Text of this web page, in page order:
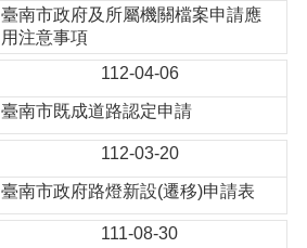
臺南市政府及所屬機關檔案申請應
用注意事項
112-04-06
臺南市既成道路認定申請
112-03-20
臺南市政府路燈新設(遷移)申請表
111-08-30